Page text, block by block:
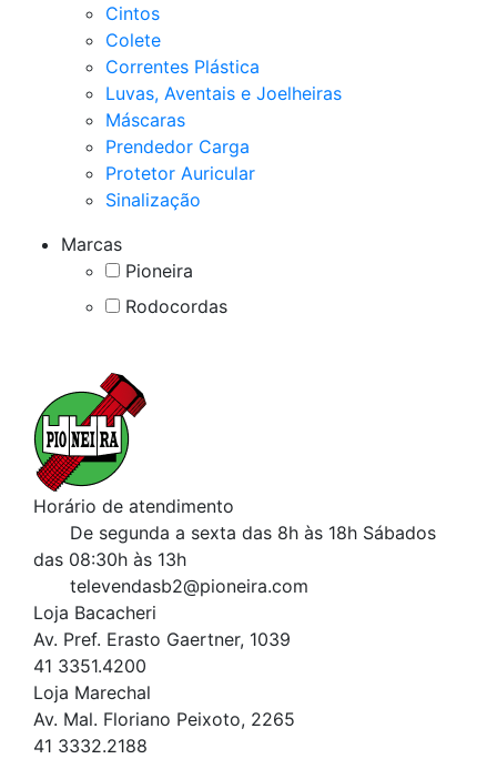
Cintos
Colete
Correntes Plástica
Luvas, Aventais e Joelheiras
Máscaras
Prendedor Carga
Protetor Auricular
Sinalização
Marcas
Pioneira
Rodocordas
Horário de atendimento
De segunda a sexta das 8h às 18h Sábados
das 08:30h às 13h
televendasb2@pioneira.com
Loja Bacacheri
Av. Pref. Erasto Gaertner, 1039
41 3351.4200
Loja Marechal
Av. Mal. Floriano Peixoto, 2265
41 3332.2188